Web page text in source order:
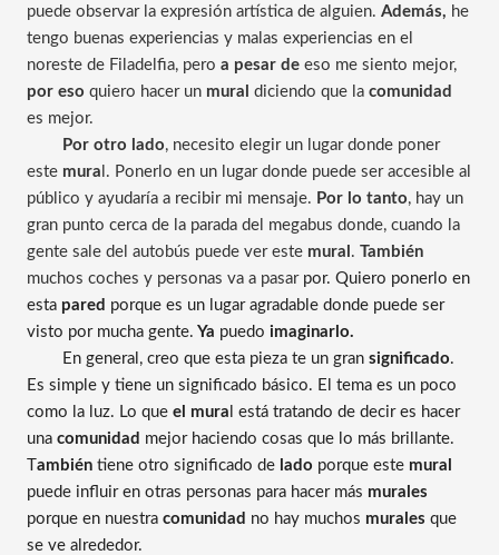
puede observar la expresión artística de alguien. Además, he
tengo buenas experiencias y malas experiencias en el
noreste de Filadelfia, pero a pesar de
por eso quiero hacer un mural diciendo que la comunidad
es mejor.
Por otro lado, necesito elegir un lugar donde poner
este mura l. Ponerlo en un lugar donde puede ser accesible al
público y ayudaría a recibir mi mensaje. Por lo tanto, hay un
gran punto cerca de la parada del megabus donde, cuando la
gente sale del autobús puede ver este mural . También
muchos coches y personas va a pasar por. Quiero ponerlo en
esta pared porque es un lugar agradable donde puede ser
visto por mucha gente. Ya puedo imaginarlo.
En general, creo que esta pieza te un gran significado.
Es simple y tiene un significado básico. El tema es un poco
como la luz. Lo que el mura l está tratando de decir es hacer
una comunidad mejor haciendo cosas que lo más brillante.
También tiene otro significado de lado porque este mural
puede influir en otras personas para hacer más murales
porque en nuestra comunidad no hay muchos murales que
se ve alrededor.